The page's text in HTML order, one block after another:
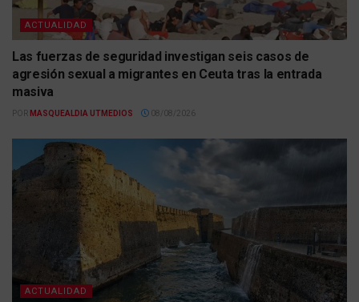
ACTUALIDAD
Las fuerzas de seguridad investigan seis casos de
agresión sexual a migrantes en Ceuta tras la entrada
masiva
POR MASQUEALDIA UTMEDIOS 08/08/2026
ACTUALIDAD